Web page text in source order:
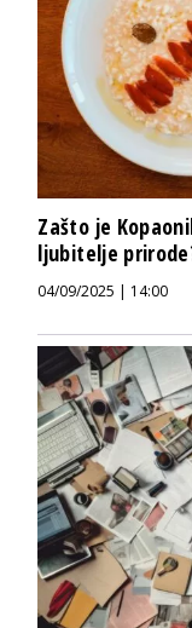
Zašto je
ljubitelje
04/09/2025 | 14:00